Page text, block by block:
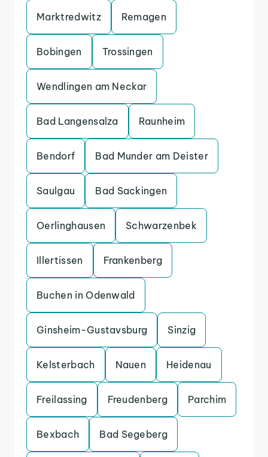
Marktredwitz Remagen
Bobingen Trossingen
Wendlingen am Neckar
Bad Langensalza Raunheim
Bendorf Bad Munder am Deister
Saulgau Bad Sackingen
Oerlinghausen Schwarzenbek
Illertissen Frankenberg
Buchen in Odenwald
Ginsheim-Gustavsburg Sinzig
Kelsterbach Nauen Heidenau
Freilassing Freudenberg Parchim
Bexbach Bad Segeberg